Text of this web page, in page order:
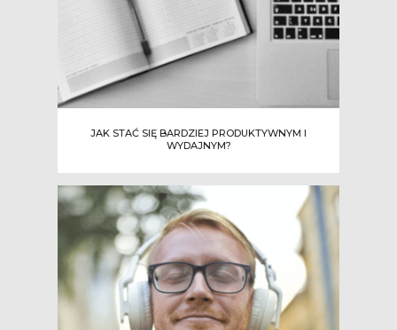
JAK STAĆ SIĘ BARDZIEJ PRODUKTYWNYM I
WYDAJNYM?